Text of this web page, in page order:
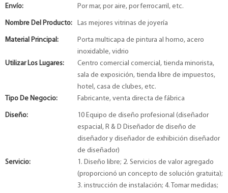
Envío: Por mar, por aire, por ferrocarril, etc.
Nombre Del Producto: Las mejores vitrinas de joyería
Material Principal:
Porta multicapa de pintura al horno, acero
inoxidable, vidrio
Utilizar Los Lugares:
Centro comercial comercial, tienda minorista,
sala de exposición, tienda libre de impuestos,
hotel, casa de clubes, etc.
Tipo De Negocio:
Fabricante, venta directa de fábrica
Diseño:
10 Equipo de diseño profesional (diseñador
espacial, R & D Diseñador de diseño de
diseñador y diseñador de exhibición diseñador
de diseñador)
Servicio:
1. Diseño libre; 2. Servicios de valor agregado
(proporcionó un concepto de solución gratuita);
3. instrucción de instalación; 4. Tomar medidas;